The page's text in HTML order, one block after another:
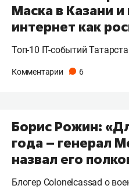
Маска в Казани
интернет как
Топ-10 IT-событий
Комментарии 6
Борис Рожин:
года – генерал
назвал его
Блогер Colonelcassad о